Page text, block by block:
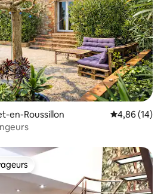
en-Roussillon Évaluation
4,86 (14)
les plus appréciés